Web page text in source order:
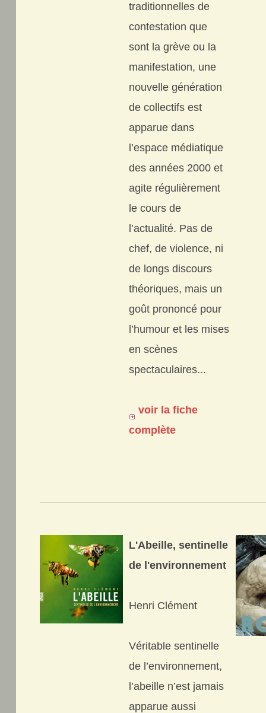
traditionnelles de
contestation que
sont la grève ou la
manifestation, une
nouvelle génération
de collectifs est
apparue dans
l’espace médiatique
des années 2000 et
agite régulièrement
le cours de
l’actualité. Pas de
chef, de violence, ni
de longs discours
théoriques, mais un
goût prononcé pour
l’humour et les mises
en scènes
spectaculaires...
voir la fiche
complète
L'Abeille, sentinelle
de l'environnement
Henri Clément
Véritable sentinelle
de l’environnement,
l’abeille n’est jamais
apparue aussi